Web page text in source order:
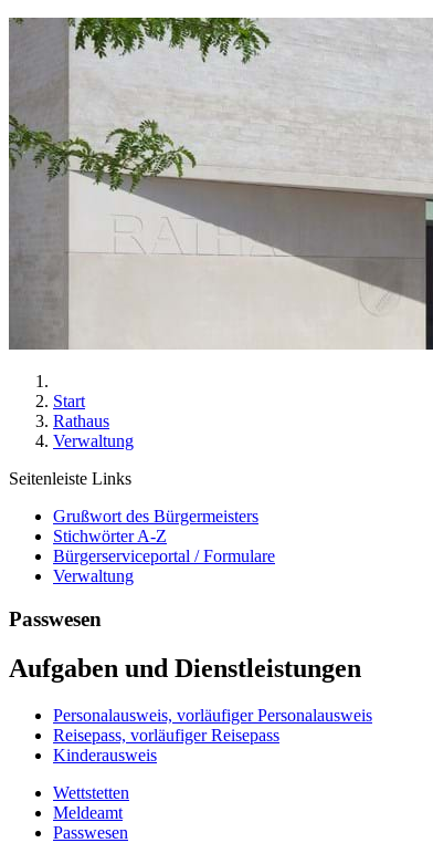
Start
Rathaus
Verwaltung
Seitenleiste Links
Grußwort des Bürgermeisters
Stichwörter A-Z
Bürgerserviceportal / Formulare
Verwaltung
Passwesen
Aufgaben und Dienstleistungen
Personalausweis, vorläufiger Personalausweis
Reisepass, vorläufiger Reisepass
Kinderausweis
Wettstetten
Meldeamt
Passwesen